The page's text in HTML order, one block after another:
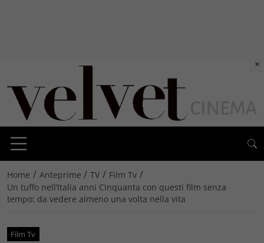
Home / Anteprime / TV / Film Tv /
Un tuffo nell’Italia anni Cinquanta con questi film senza
tempo: da vedere almeno una volta nella vita
Film Tv
×